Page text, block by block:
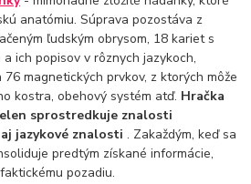
anatómiu. Súprava pozostáva z
ľudským obrysom, 18 kariet s
ich popisov v rôznych jazykoch,
magnetických prvkov, z ktorých môže
kostra, obehový systém atď. Hračka
sprostredkuje znalosti
jazykové znalosti. Zakaždým, keď sa
predtým získané informácie,
pozadiu.